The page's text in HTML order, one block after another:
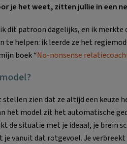
je het weet, zitten jullie in een
dit patroon dagelijks, en ik merkte
helpen: ik leerde ze het
boek “No-nonsense
zien dat ze altijd een keuze
het model zit het automatische
de situatie met je ideaal, je brein
je vanuit dat rotgevoel. Je verbreekt